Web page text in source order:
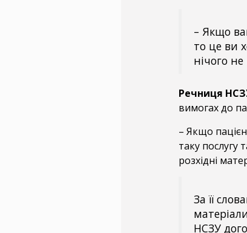
– Якщо
то це ви
нічого
Речниця
вимогах до
– Якщо
таку послугу
розхідні
За її
НСЗУ